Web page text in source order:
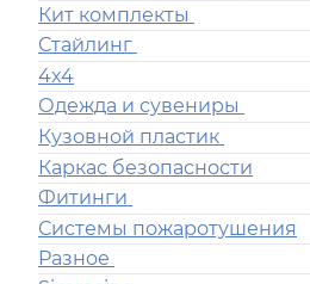
Кит комплекты
Стайлинг
4x4
Одежда и сувениры
Кузовной пластик
Каркас безопасности
Фитинги
Системы пожаротушения
Разное